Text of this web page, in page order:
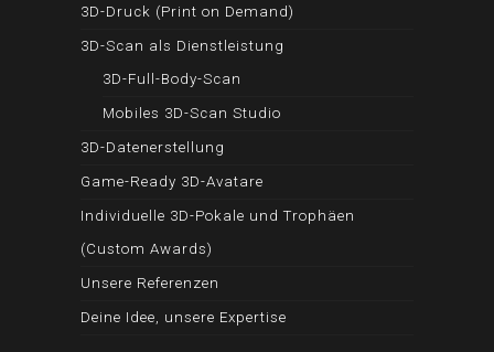
3D-Druck (Print on Demand)
3D-Scan als Dienstleistung
3D-Full-Body-Scan
Mobiles 3D-Scan Studio
3D-Datenerstellung
Game-Ready 3D-Avatare
Individuelle 3D-Pokale und Trophäen
(Custom Awards)
Unsere Referenzen
Deine Idee, unsere Expertise